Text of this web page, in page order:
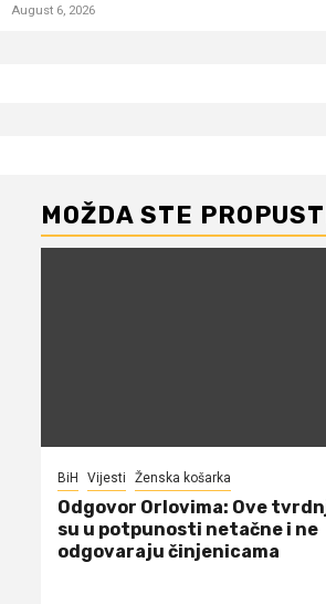
August 6, 2026
MOŽDA STE
BiH Vijesti Ženska košarka
Odgovor Orlovima: ​Ove
su u potpunosti netačne i ne
odgovaraju činjenicama